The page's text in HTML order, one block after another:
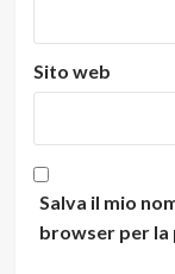
Sito web
Salva il mio
browser per la